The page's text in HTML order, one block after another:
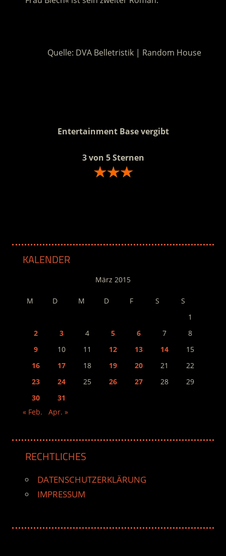
Quelle: DVA Belletristik | Random House
Entertainment Base vergibt
3 von 5 Sternen
KALENDER
März 2015
M D M D F S
S
1
2
3 4 5 6 7
8
9
10 11 12 13 14
15
16
17 18 19 20 21
22
23
24 25 26 27 28
29
30
31
« Feb.
Apr. »
RECHTLICHES
DATENSCHUTZERKLÄRUNG
IMPRESSUM